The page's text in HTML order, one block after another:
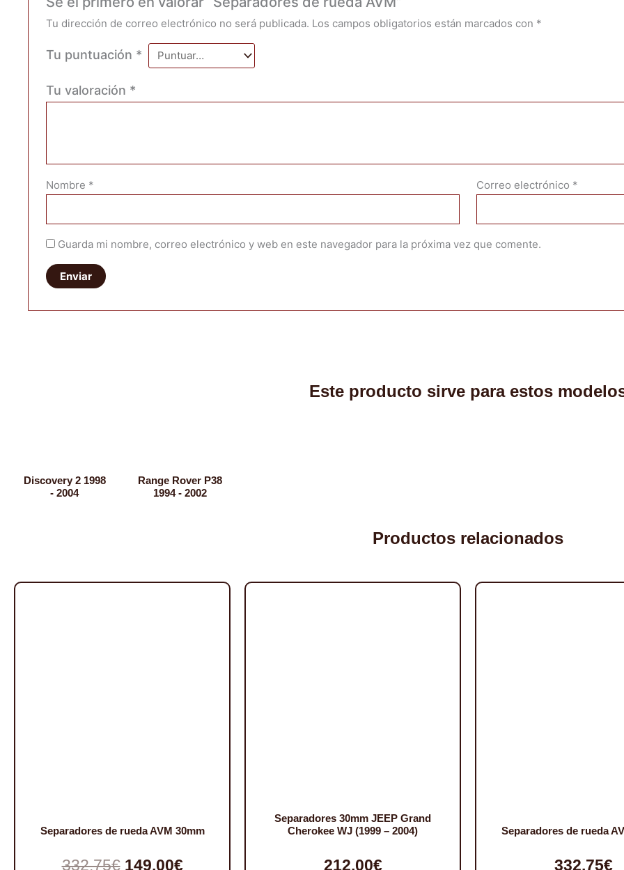
Tu dirección de correo electrónico no será publicada. Los campos obligatorios están marcados con *
Tu puntuación *
Tu valoración *
Nombre * Correo electrónico *
Guarda mi nombre, correo electrónico y web en este navegador para la próxima vez que comente.
Este producto sirve para estos
Discovery 2 1998
- 2004
Range Rover P38
1994 - 2002
Productos relacionados
Separadores de rueda AVM 30mm
332,75€ El
149,00€El
Separadores 30mm JEEP Grand
Cherokee WJ (1999 – 2004)
212,00€
Separadores de rueda
332,75€